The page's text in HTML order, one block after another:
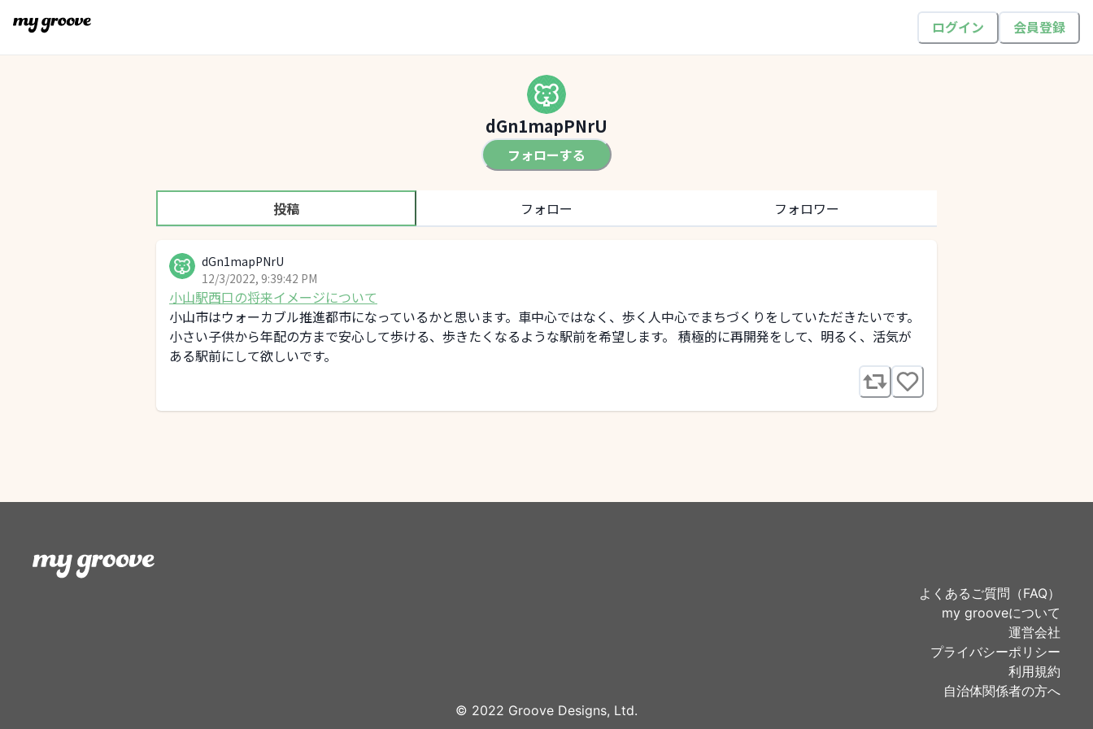
ログイン 会員登録
dGn1mapPNrU
フォローする
投稿 フォロー フォロワー
dGn1mapPNrU
12/3/2022, 9:39:42 PM
小山駅西口の将来イメージについて
小山市はウォーカブル推進都市になっているかと思います。車中心ではなく、歩く人中心でまちづくりをしていただきたいです。
小さい子供から年配の方まで安心して歩ける、歩きたくなるような駅前を希望します。 積極的に再開発をして、明るく、活気が
ある駅前にして欲しいです。
よくあるご質問（FAQ）
my grooveについて
運営会社
プライバシーポリシー
利用規約
自治体関係者の方へ
©︎ 2022 Groove Designs, Ltd.